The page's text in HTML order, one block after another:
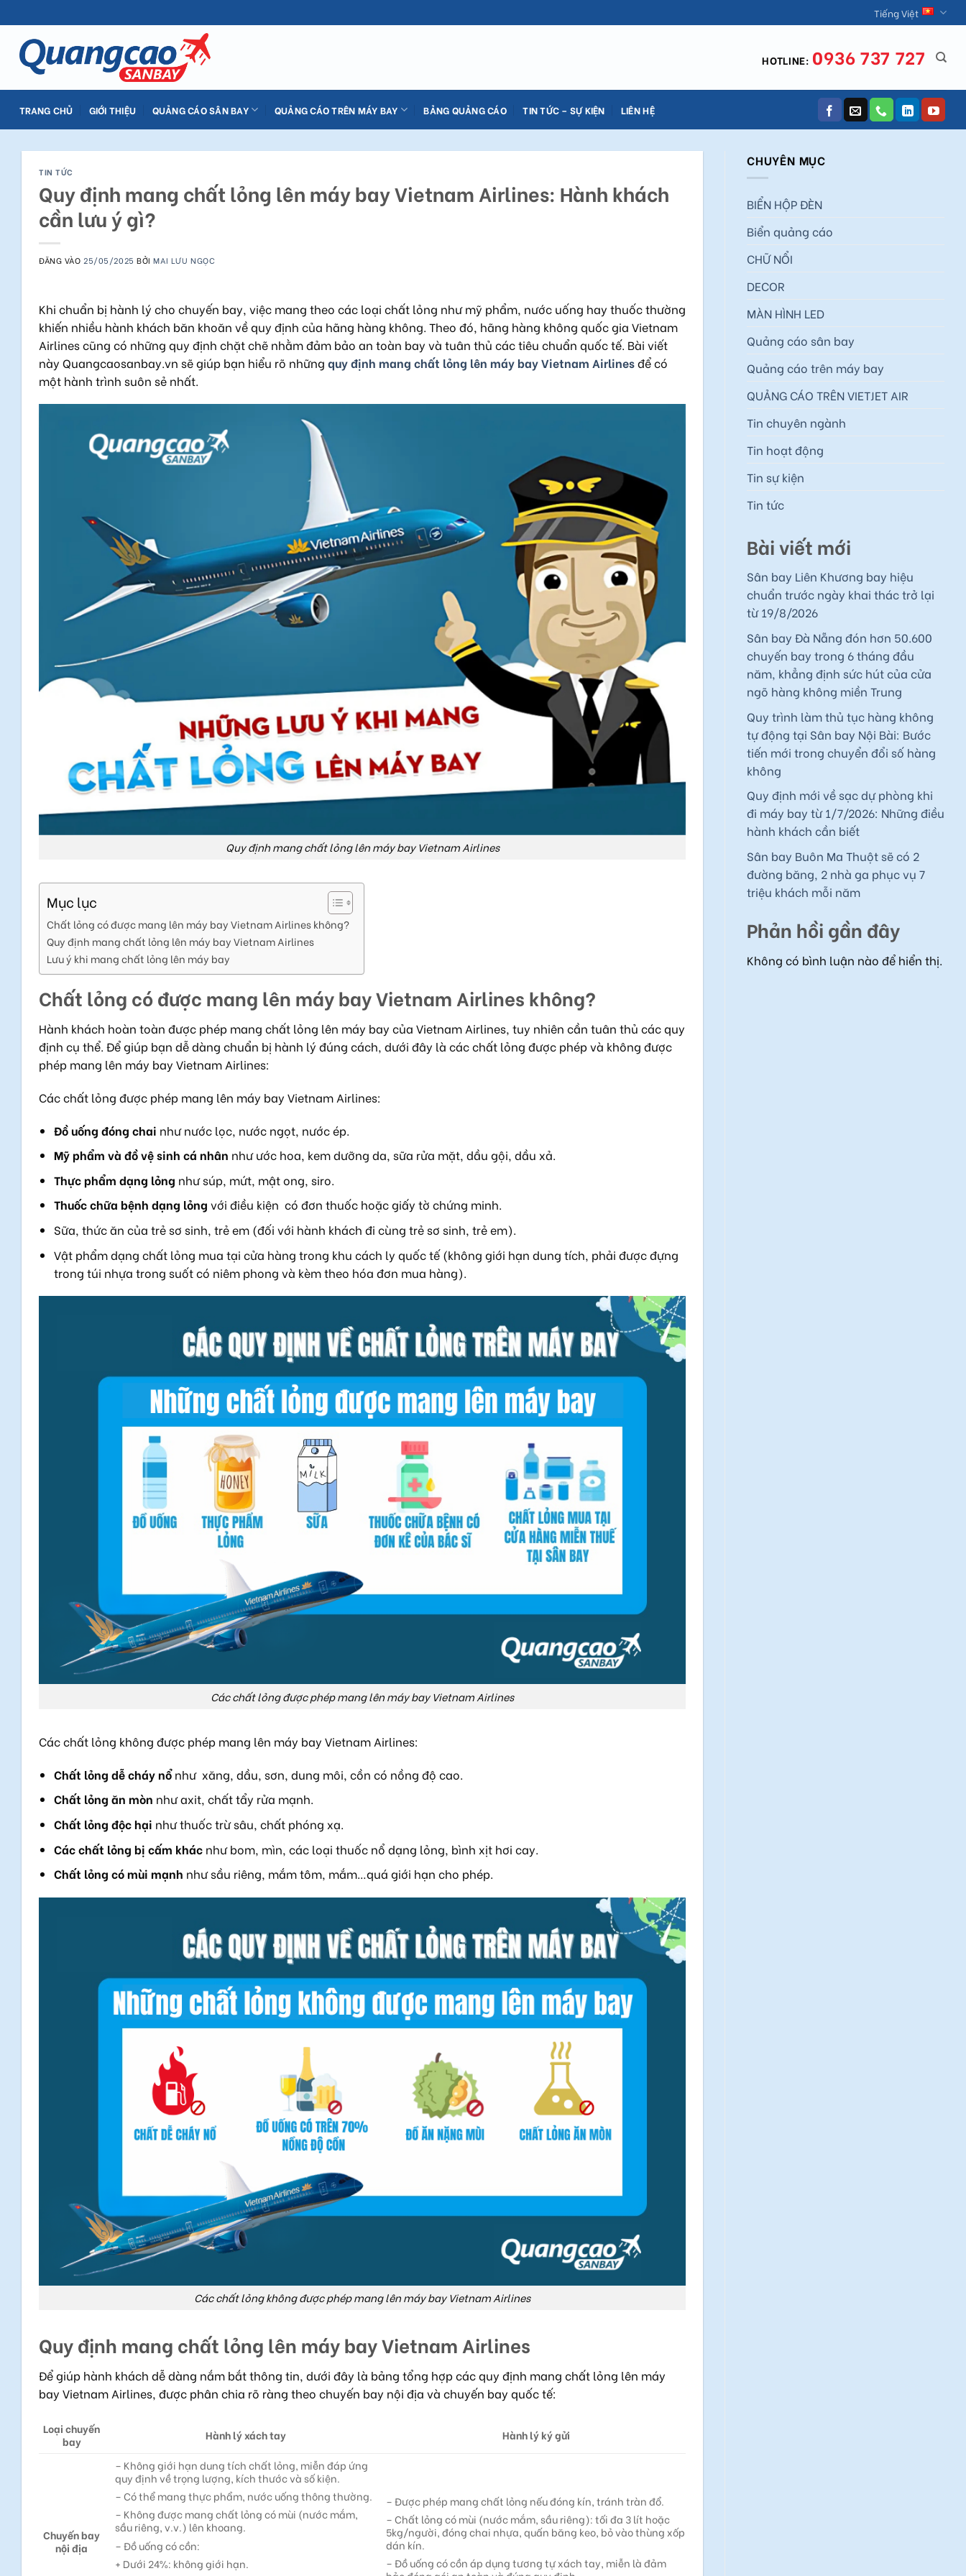
qua
dung
Tiếng Việt
HOTLINE: 0936 737 727
TRANG CHỦ GIỚI THIỆU QUẢNG CÁO SÂN BAY QUẢNG CÁO TRÊN MÁY BAY BẢNG QUẢNG CÁO TIN TỨC – SỰ KIỆN LIÊN HỆ
TIN TỨC
Quy định mang chất lỏng lên máy bay Vietnam Airlines: Hành khách
cần lưu ý gì?
ĐĂNG VÀO 25/05/2025 BỞIMAI LƯU NGỌC
Khi chuẩn bị hành lý cho chuyến bay, việc mang theo các loại chất lỏng như mỹ phẩm, nước uống hay thuốc thường
khiến nhiều hành khách băn khoăn về quy định của hãng hàng không. Theo đó, hãng hàng không quốc gia Vietnam
Airlines cũng có những quy định chặt chẽ nhằm đảm bảo an toàn bay và tuân thủ các tiêu chuẩn quốc tế. Bài viết
này Quangcaosanbay.vn sẽ giúp bạn hiểu rõ những quy định mang chất lỏng lên máy bay Vietnam Airlinesđể có
một hành trình suôn sẻ nhất.
Quy định mang chất lỏng lên máy bay Vietnam Airlines
Mục lục
Chất lỏng có được mang lên máy bay Vietnam Airlines không?
Quy định mang chất lỏng lên máy bay Vietnam Airlines
Lưu ý khi mang chất lỏng lên máy bay
Chất lỏng có được mang lên máy bay Vietnam Airlines không?
Hành khách hoàn toàn được phép mang chất lỏng lên máy bay của Vietnam Airlines, tuy nhiên cần tuân thủ các quy
định cụ thể. Để giúp bạn dễ dàng chuẩn bị hành lý đúng cách, dưới đây là các chất lỏng được phép và không được
phép mang lên máy bay Vietnam Airlines:
Các chất lỏng được phép mang lên máy bay Vietnam Airlines:
Đồ uống đóng chai như nước lọc, nước ngọt, nước ép.
Mỹ phẩm và đồ vệ sinh cá nhân như ước hoa, kem dưỡng da, sữa rửa mặt, dầu gội, dầu xả.
Thực phẩm dạng lỏng như súp, mứt, mật ong, siro.
Thuốc chữa bệnh dạng lỏng với điều kiện có đơn thuốc hoặc giấy tờ chứng minh.
Sữa, thức ăn của trẻ sơ sinh, trẻ em (đối với hành khách đi cùng trẻ sơ sinh, trẻ em).
Vật phẩm dạng chất lỏng mua tại cửa hàng trong khu cách ly quốc tế (không giới hạn dung tích, phải được đựng
trong túi nhựa trong suốt có niêm phong và kèm theo hóa đơn mua hàng).
Các chất lỏng được phép mang lên máy bay Vietnam Airlines
Các chất lỏng không được phép mang lên máy bay Vietnam Airlines:
Chất lỏng dễ cháy nổnhư xăng, dầu, sơn, dung môi, cồn có nồng độ cao.
Chất lỏng ăn mòn như axit, chất tẩy rửa mạnh.
Chất lỏng độc hại như thuốc trừ sâu, chất phóng xạ.
Các chất lỏng bị cấm khácnhư bom, mìn, các loại thuốc nổ dạng lỏng, bình xịt hơi cay.
Chất lỏng có mùi mạnh nhưsầu riêng, mắm tôm, mắm…quá giới hạn cho phép.
Các chất lỏng không được phép mang lên máy bay Vietnam Airlines
Quy định mang chất lỏng lên máy bay Vietnam Airlines
Để giúp hành khách dễ dàng nắm bắt thông tin, dưới đây là bảng tổng hợp các quy định mang chất lỏng lên máy
bay Vietnam Airlines, được phân chia rõ ràng theo chuyến bay nội địa và chuyến bay quốc tế:
Loại chuyến
bay
Hành lý xách tay Hành lý ký gửi
Chuyến bay
nội địa
– Không giới hạn dung tích chất lỏng, miễn đáp ứng
quy định về trọng lượng, kích thước và số kiện.
– Có thể mang thực phẩm, nước uống thông thường.
– Không được mang chất lỏng có mùi (nước mắm,
sầu riêng, v.v.) lên khoang.
– Đồ uống có cồn:
+ Dưới 24%: không giới hạn.
– Được phép mang chất lỏng nếu đóng kín, tránh tràn đổ.
– Chất lỏng có mùi (nước mắm, sầu riêng): tối đa 3 lít hoặc
5kg/người, đóng chai nhựa, quấn băng keo, bỏ vào thùng xốp
dán kín.
– Đồ uống có cồn áp dụng tương tự xách tay, miễn là đảm
CHUYÊN MỤC
BIỂN HỘP ĐÈN
Biển quảng cáo
CHỮ NỔI
DECOR
MÀN HÌNH LED
Quảng cáo sân bay
Quảng cáo trên máy bay
QUẢNG CÁO TRÊN VIETJET AIR
Tin chuyên ngành
Tin hoạt động
Tin sự kiện
Tin tức
Bài viết mới
Sân bay Liên Khương bay hiệu
chuẩn trước ngày khai thác trở lại
từ 19/8/2026
Sân bay Đà Nẵng đón hơn 50.600
chuyến bay trong 6 tháng đầu
năm, khẳng định sức hút của cửa
ngõ hàng không miền Trung
Quy trình làm thủ tục hàng không
tự động tại Sân bay Nội Bài: Bước
tiến mới trong chuyển đổi số hàng
không
Quy định mới về sạc dự phòng khi
đi máy bay từ 1/7/2026: Những điều
hành khách cần biết
Sân bay Buôn Ma Thuột sẽ có 2
đường băng, 2 nhà ga phục vụ 7
triệu khách mỗi năm
Phản hồi gần đây
Không có bình luận nào để hiển thị.